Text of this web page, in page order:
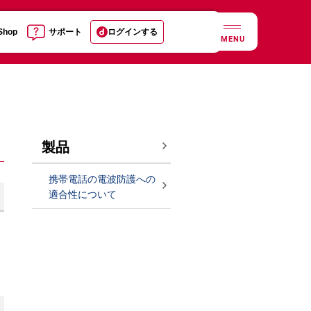
サポート ログインする
MENU
製品
携帯電話の電波防護への
適合性について